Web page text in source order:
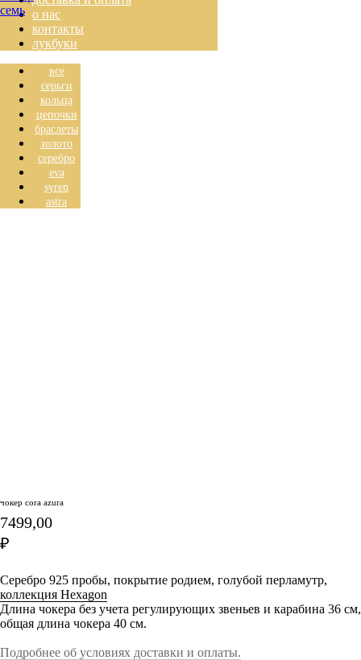
о нас
контакты
лукбуки
все
серьги
кольца
цепочки
браслеты
золото
серебро
eva
syren
astra
чокер cora azura
7499,00
₽
Серебро 925 пробы, покрытие родием, голубой перламутр,
коллекция Hexagon
Длина чокера без учета регулирующих звеньев и карабина 36 см,
общая длина чокера 40 см.
Подробнее об условиях доставки и оплаты.